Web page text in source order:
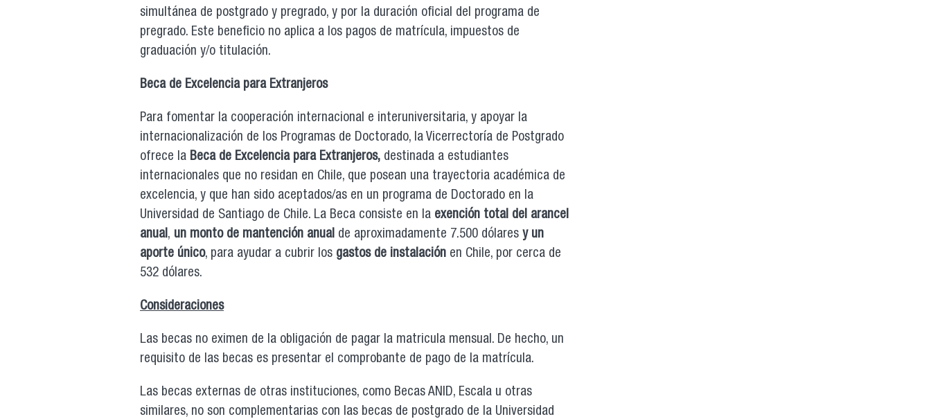
simultánea de postgrado y pregrado, y por la duración oficial del programa de
pregrado. Este beneficio no aplica a los pagos de matrícula, impuestos de
graduación y/o titulación.
Beca de Excelencia para Extranjeros
Para fomentar la cooperación internacional e interuniversitaria, y apoyar la
internacionalización de los Programas de Doctorado, la Vicerrectoría de Postgrado
ofrece la Beca de Excelencia para Extranjeros, destinada a estudiantes
internacionales que no residan en Chile, que posean una trayectoria académica de
excelencia, y que han sido aceptados/as en un programa de Doctorado en la
Universidad de Santiago de Chile. La Beca consiste en la exención total del arancel
anual, un monto de mantención anual de aproximadamente 7.500 dólares y un
aporte único, para ayudar a cubrir los gastos de instalación en Chile, por cerca de
532 dólares.
Consideraciones
Las becas no eximen de la obligación de pagar la matricula mensual. De hecho, un
requisito de las becas es presentar el comprobante de pago de la matrícula.
Las becas externas de otras instituciones, como Becas ANID, Escala u otras
similares, no son complementarias con las becas de postgrado de la Universidad